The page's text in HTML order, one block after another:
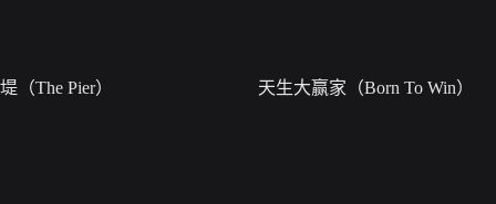
堤（The Pier） 天生大赢家（Born To Win）